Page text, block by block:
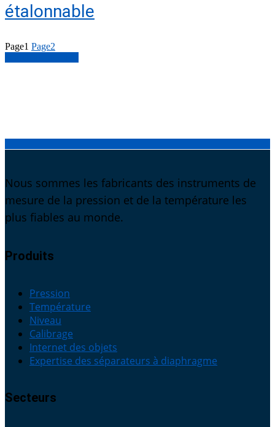
étalonnable
Page1 Page2
Nous sommes les fabricants des instruments de
mesure de la pression et de la température les
plus fiables au monde.
Produits
Pression
Température
Niveau
Calibrage
Internet des objets
Expertise des séparateurs à diaphragme
Secteurs